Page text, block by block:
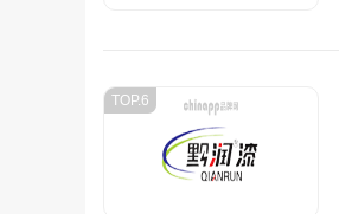
TOP.6